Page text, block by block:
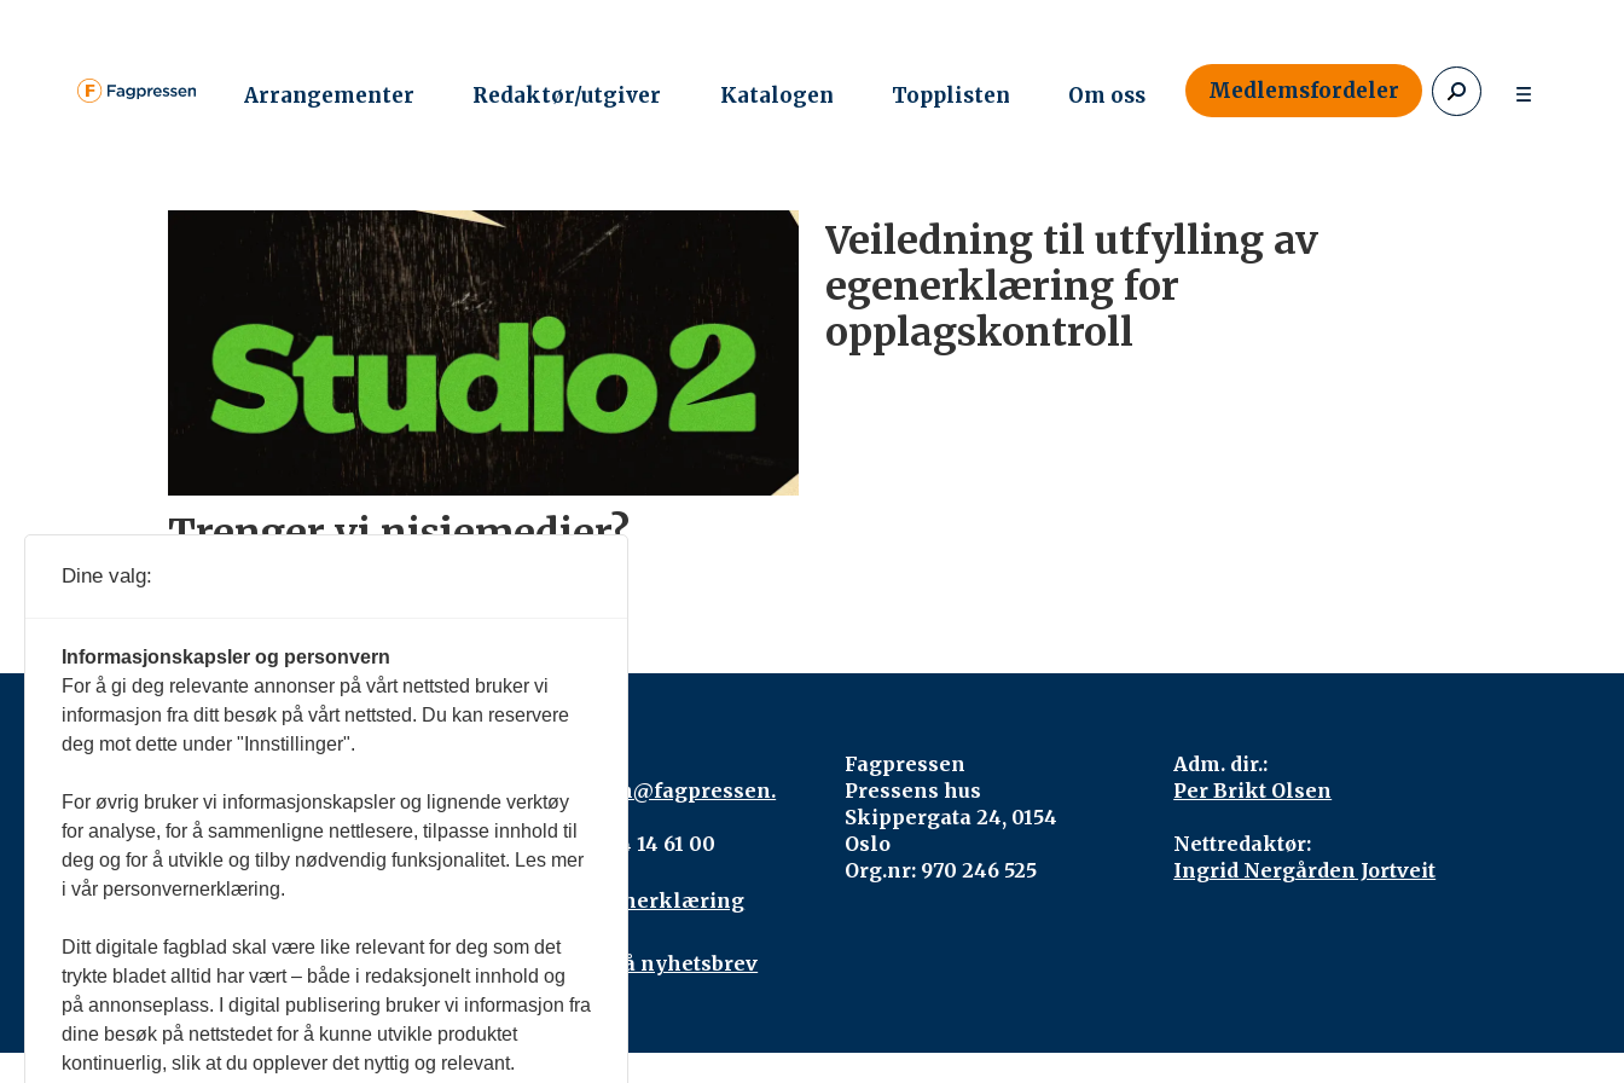
Arrangementer Redaktør/utgiver Katalogen Topplisten Om oss Medlemsfordeler
abonnement
Trenger vi nisjemedier?
Veiledning til utfylling av
egenerklæring for
opplagskontroll
fagpressen@fagpressen.
no
Telefon: 24 14 61 00
Personvernerklæring
Abonnér på nyhetsbrev
Fagpressen
Pressens hus
Skippergata 24, 0154
Oslo
Org.nr: 970 246 525
Adm. dir.:
Per Brikt Olsen
Nettredaktør:
Ingrid Nergården Jortveit
Dine valg:
Informasjonskapsler og personvern
For å gi deg relevante annonser på vårt nettsted bruker vi
informasjon fra ditt besøk på vårt nettsted. Du kan reservere
deg mot dette under "Innstillinger".
For øvrig bruker vi informasjonskapsler og lignende verktøy
for analyse, for å sammenligne nettlesere, tilpasse innhold til
deg og for å utvikle og tilby nødvendig funksjonalitet. Les mer
i vår personvernerklæring.
Ditt digitale fagblad skal være like relevant for deg som det
trykte bladet alltid har vært – både i redaksjonelt innhold og
på annonseplass. I digital publisering bruker vi informasjon fra
dine besøk på nettstedet for å kunne utvikle produktet
kontinuerlig, slik at du opplever det nyttig og relevant.